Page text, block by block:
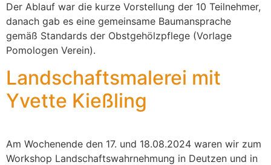
Der Ablauf war die kurze Vorstellung der 10 Teilnehmer,
danach gab es eine gemeinsame Baumansprache
gemäß Standards der Obstgehölzpflege (Vorlage
Pomologen Verein).
Landschaftsmalerei mit
Yvette Kießling
Am Wochenende den 17. und 18.08.2024 waren wir zum
Workshop Landschaftswahrnehmung in Deutzen und in